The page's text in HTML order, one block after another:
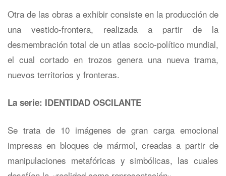
Otra de las obras a exhibir consiste en la producción de
una vestido-frontera, realizada a partir de la
desmembración total de un atlas socio-político mundial,
el cual cortado en trozos genera una nueva trama,
nuevos territorios y fronteras.
La serie: IDENTIDAD OSCILANTE
Se trata de 10 imágenes de gran carga emocional
impresas en bloques de mármol, creadas a partir de
manipulaciones metafóricas y simbólicas, las cuales